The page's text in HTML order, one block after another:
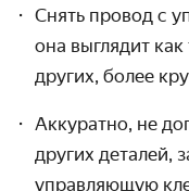
Снять провод с
она выглядит
других, более
Аккуратно, не
других деталей,
управляющую